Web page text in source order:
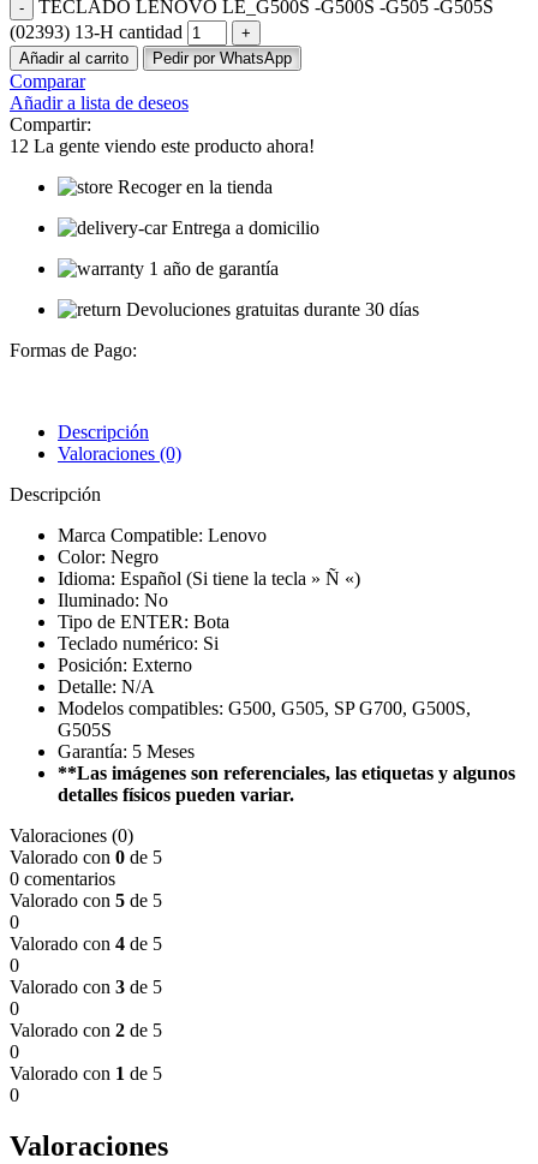
TECLADO LENOVO LE_G500S -G500S -G505 -G505S
(02393) 13-H cantidad
Añadir al carrito Pedir por WhatsApp
Comparar
Añadir a lista de deseos
Compartir:
12 La gente viendo este producto ahora!
Recoger en la tienda
Entrega a domicilio
1 año de garantía
Devoluciones gratuitas durante 30 días
Formas de Pago:
Descripción
Valoraciones (0)
Descripción
Marca Compatible: Lenovo
Color: Negro
Idioma: Español (Si tiene la tecla » Ñ «)
Iluminado: No
Tipo de ENTER: Bota
Teclado numérico: Si
Posición: Externo
Detalle: N/A
Modelos compatibles: G500, G505, SP G700, G500S,
G505S
Garantía: 5 Meses
**Las imágenes son referenciales, las etiquetas y algunos
detalles físicos pueden variar.
Valoraciones (0)
Valorado con 0 de 5
0 comentarios
Valorado con 5 de 5
0
Valorado con 4 de 5
0
Valorado con 3 de 5
0
Valorado con 2 de 5
0
Valorado con 1 de 5
0
Valoraciones